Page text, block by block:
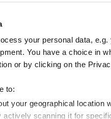
your personal data,
You have a choice in
or by clicking on the
to:
your geographical location
actively scanning it for